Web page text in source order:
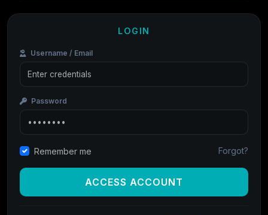
LOGIN
Username / Email
Password
Remember me Forgot?
ACCESS ACCOUNT